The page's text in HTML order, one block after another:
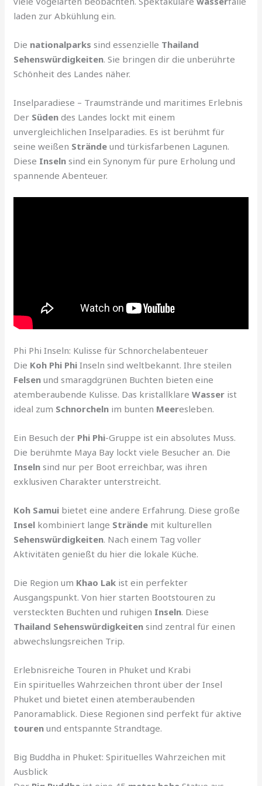
laden zur Abkühlung ein.
Die nationalparks sind essenzielle Thailand
Sehenswürdigkeiten. Sie bringen dir die unberührte
Schönheit des Landes näher.
Inselparadiese – Traumstrände und maritimes Erlebnis
Der Süden des Landes lockt mit einem
unvergleichlichen Inselparadies. Es ist berühmt für
seine weißen Strände und türkisfarbenen Lagunen.
Diese Inseln sind ein Synonym für pure Erholung und
spannende Abenteuer.
Phi Phi Inseln: Kulisse für Schnorchelabenteuer
Die Koh Phi Phi Inseln sind weltbekannt. Ihre steilen
Felsen und smaragdgrünen Buchten bieten eine
atemberaubende Kulisse. Das kristallklareWasser ist
ideal zum Schnorcheln im bunten Meeresleben.
Ein Besuch der Phi Phi-Gruppe ist ein absolutes Muss.
Die berühmte Maya Bay lockt viele Besucher an. Die
Inseln sind nur per Boot erreichbar, was ihren
exklusiven Charakter unterstreicht.
Koh Samui bietet eine andere Erfahrung. Diese große
Insel kombiniert lange Strände mit kulturellen
Sehenswürdigkeiten. Nach einem Tag voller
Aktivitäten genießt du hier die lokale Küche.
Die Region um Khao Lak ist ein perfekter
Ausgangspunkt. Von hier starten Bootstouren zu
versteckten Buchten und ruhigen Inseln. Diese
Thailand Sehenswürdigkeiten sind zentral für einen
abwechslungsreichen Trip.
Erlebnisreiche Touren in Phuket und Krabi
Ein spirituelles Wahrzeichen thront über der Insel
Phuket und bietet einen atemberaubenden
Panoramablick. Diese Regionen sind perfekt für aktive
touren und entspannte Strandtage.
Big Buddha in Phuket: Spirituelles Wahrzeichen mit
Ausblick